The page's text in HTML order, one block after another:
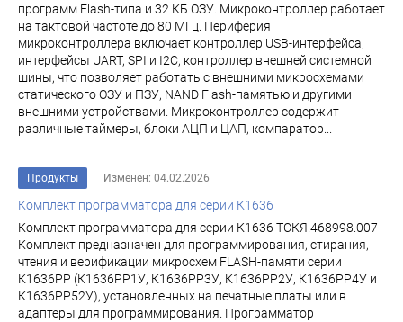
программ Flash-типа и 32 КБ ОЗУ. Микроконтроллер работает
на тактовой частоте до 80 МГц. Периферия
микроконтроллера включает контроллер USB-интерфейса,
интерфейсы UART, SPI и I2C, контроллер внешней системной
шины, что позволяет работать с внешними микросхемами
статического ОЗУ и ПЗУ, NAND Flash-памятью и другими
внешними устройствами. Микроконтроллер содержит
различные таймеры, блоки АЦП и ЦАП, компаратор...
Продукты Изменен: 04.02.2026
Комплект программатора для серии К1636
Комплект программатора для серии К1636 ТСКЯ.468998.007
Комплект предназначен для программирования, стирания,
чтения и верификации микросхем FLASH-памяти серии
К1636РР (К1636РР1У, К1636РР3У, К1636РР2У, К1636РР4У и
К1636РР52У), установленных на печатные платы или в
адаптеры для программирования. Программатор